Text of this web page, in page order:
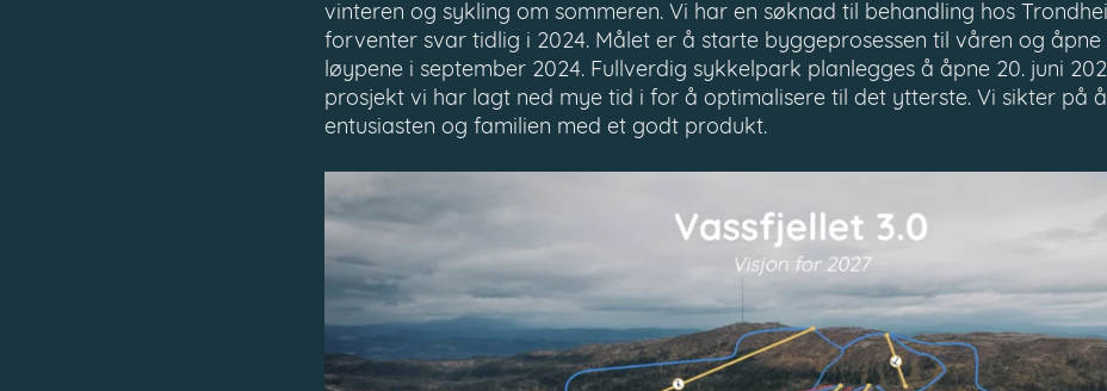
vinteren og sykling om sommeren. Vi har en søknad til behandling hos
forventer svar tidlig i 2024. Målet er å starte byggeprosessen til våren og
løypene i september 2024. Fullverdig sykkelpark planlegges å åpne 20. juni
prosjekt vi har lagt ned mye tid i for å optimalisere til det ytterste. Vi sikter på
entusiasten og familien med et godt produkt.